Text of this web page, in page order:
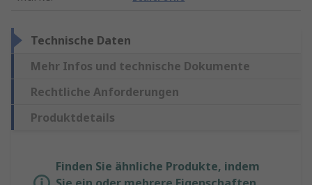
Technische Daten
Mehr Infos und technische Dokumente
Rechtliche Anforderungen
Produktdetails
Finden Sie ähnliche Produkte, indem